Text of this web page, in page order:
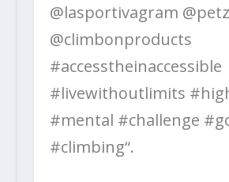
@lasportivagram
@climbonproducts
#accesstheinaccessible
#livewithoutlimits
#mental #challenge
#climbing“.